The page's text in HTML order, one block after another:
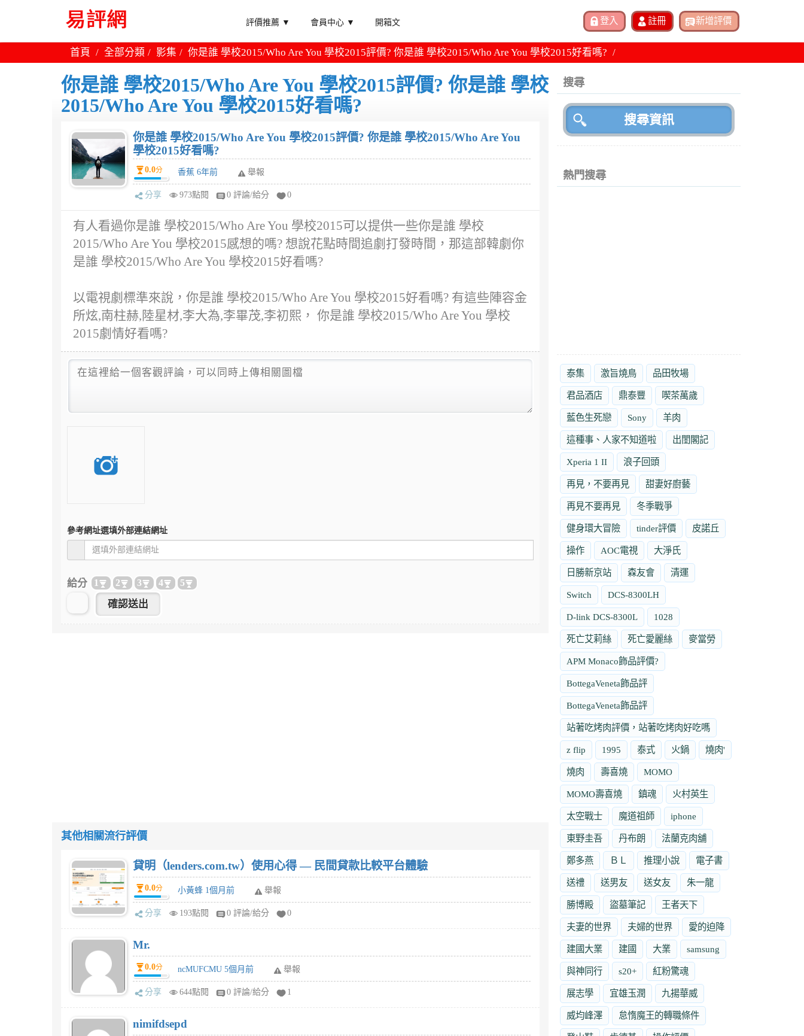
評價推薦 ▼ 會員中心 ▼ 開箱文
首頁 全部分類 影集 你是誰 學校2015/Who Are You 學校2015評價? 你是誰 學校2015/Who Are You 學校2015好看嗎?
你是誰 學校2015/Who Are You 學校2015評價? 你是誰 學校
2015/Who Are You 學校2015好看嗎?
你是誰 學校2015/Who Are You 學校2015評價? 你是誰 學校2015/Who Are You
學校2015好看嗎?
0.0分 香蕉 6年前 舉報
分享 973點閱 0 評論/給分 0
有人看過你是誰 學校2015/Who Are You 學校2015可以提供一些你是誰 學校
2015/Who Are You 學校2015感想的嗎? 想說花點時間追劇打發時間，那這部韓劇你
是誰 學校2015/Who Are You 學校2015好看嗎?
以電視劇標準來說，你是誰 學校2015/Who Are You 學校2015好看嗎? 有這些陣容金
所炫,南柱赫,陸星材,李大為,李畢茂,李初熙， 你是誰 學校2015/Who Are You 學校
2015劇情好看嗎?
參考網址選填外部連結網址
給分 1 2 3 4 5
其他相關流行評價
貸明（lenders.com.tw）使用心得 — 民間貸款比較平台體驗
0.0分 小黃蜂 1個月前 舉報
分享 193點閱 0 評論/給分 0
Mr.
0.0分 ncMUFCMU 5個月前 舉報
分享 644點閱 0 評論/給分 1
nimifdsepd
搜尋
熱門搜尋
泰集 激旨燒鳥 品田牧場
君品酒店 鼎泰豐 喫茶萬歲
藍色生死戀 Sony 羊肉
這種事、人家不知道啦 出閨閣記
Xperia 1 II 浪子回頭
再見，不要再見 甜妻好廚藝
再見不要再見 冬季戰爭
健身環大冒險 tinder評價 皮諾丘
操作 AOC電視 大淨氏
日勝新京站 森友會 清運
Switch DCS-8300LH
D-link DCS-8300L 1028
死亡艾莉絲 死亡愛麗絲 麥當勞
APM Monaco飾品評價?
BottegaVeneta飾品評
BottegaVeneta飾品評
站著吃烤肉評價，站著吃烤肉好吃嗎
z flip 1995 泰式 火鍋 燒肉'
燒肉 壽喜燒 MOMO
MOMO壽喜燒 鎮魂 火村英生
太空戰士 魔道祖師 iphone
東野圭吾 丹布朗 法蘭克肉舖
鄭多燕 ＢＬ 推理小說 電子書
送禮 送男友 送女友 朱一龍
勝博殿 盜墓筆記 王者天下
夫妻的世界 夫婦的世界 愛的迫降
建國大業 建國 大業 samsung
與神同行 s20+ 紅粉驚魂
展志學 宜雄玉潤 九揚華威
威均峰澤 怠惰魔王的轉職條件